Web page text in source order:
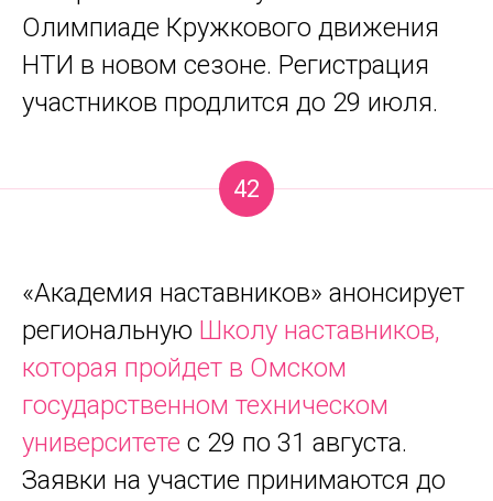
Олимпиаде Кружкового движения
НТИ в новом сезоне. Регистрация
участников продлится до 29 июля.
42
«Академия наставников» анонсирует
региональную Школу наставников,
которая пройдет в Омском
государственном техническом
университете с 29 по 31 августа.
Заявки на участие принимаются до